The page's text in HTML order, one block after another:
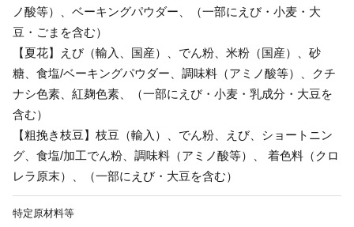
ノ酸等）、ベーキングパウダー、（一部にえび・小麦・大
豆・ごまを含む）
【夏花】えび（輸入、国産）、でん粉、米粉（国産）、砂
糖、食塩/ベーキングパウダー、調味料（アミノ酸等）、クチ
ナシ色素、紅麹色素、（一部にえび・小麦・乳成分・大豆を
含む）
【粗挽き枝豆】枝豆（輸入）、でん粉、えび、ショートニン
グ、食塩/加工でん粉、調味料（アミノ酸等）、 着色料（クロ
レラ原末）、（一部にえび・大豆を含む）
特定原材料等